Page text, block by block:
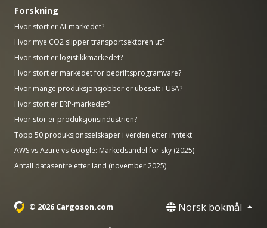
Forskning
Hvor stort er AI-markedet?
Hvor mye CO2 slipper transportsektoren ut?
Hvor stort er logistikkmarkedet?
Hvor stort er markedet for bedriftsprogramvare?
Hvor mange produksjonsjobber er ubesatt i USA?
Hvor stort er ERP-markedet?
Hvor stor er produksjonsindustrien?
Topp 50 produksjonsselskaper i verden etter inntekt
AWS vs Azure vs Google: Markedsandel for sky (2025)
Antall datasentre etter land (november 2025)
© 2026 Cargoson.com Norsk bokmål